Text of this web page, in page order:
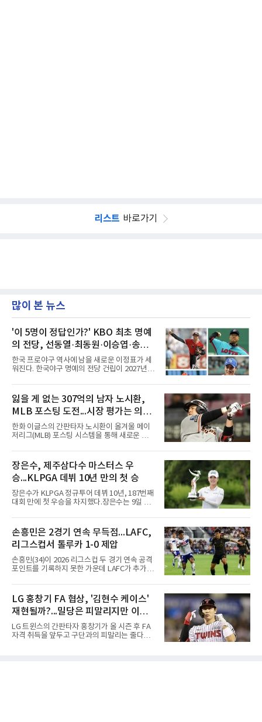
리스트 바로가기
많이 본 뉴스
'이 5명이 정답인가?' KBO 최초 명예
의 전당, 선동열·최동원·이승엽·송진
우·김응용을 둘러싼 논쟁
한국 프로야구 역사에 남을 새로운 이정표가 세
워진다. 한국야구 명예의 전당 건립이 2027년으
문으로 향하고 있다. "누가 한국 야구 최초의 명
예의 전당 헌액자가 될 것인가?"현재 가장 많이
거론되는 후보군은 선동열, 최동원, 이승엽, 송
진우, 그리고 김응용 감독이다. 한국 야구의 시
대별 상징성과 업적을 고려하면 충분히 설득력
있는 이름들이다.선동열은 한국 야구가 배출한
최고의 투수로 평가받는다. 해태 시절 통산 146
프로야구에서도 성공하며 한국 선수의 해외 진
출 가능성을 보여준 상징적인 존
잃을 게 없는 307억의 남자 노시환,
MLB 포스팅 도전...시장 평가는 의외
일 수 있어
한화 이글스의 간판타자 노시환이 올겨울 메이
저리그(MLB) 포스팅 시스템을 통해 새로운 도전
KBO리그 사상 초유의 비FA 다년 계약을 체결하
면서 동시에 해외 진출 가능성을 열어두는 조항
을 포함했다. 국내에서 이미 최고 수준의 대우와
확실한 입지를 확보한 만큼, 이번 메이저리그 도
전은 생존을 건 승부수가 아니다.오히려 잃을 것
이 없는 도전에 가깝다. 노시환은 이미 KBO리그
에서 연평균 약 28억 원에 달하는 대형 계약과
라도 돌아올 곳이 확실하다.그렇다고 포스팅 도
전의 의미가 작아지는 것은 아
장은수, 제주삼다수 마스터스 우
승...KLPGA 데뷔 10년 만의 첫 승
장은수가 KLPGA 정규투어 데뷔 10년, 187번째
대회 만에 첫 우승을 차지했다.장은수는 9일 제
서 열린 제주삼다수 마스터스(총상금 10억원)
최종 4라운드에서 보기 없이 버디 3개를 잡아 합
계 14언더파 274타를 기록했다. 13언더파 275
타 공동 2위 강채연, 문정민을 1타 차로 제치고
우승 상금 1억8천만원을 받았다.2017년 신인왕
출신인 그는 상비군과 국가대표를 거쳤지만
2020시즌 이후 세 차례 정규투어 출전권을 잃고
다 16번 홀(파4)에서 두 번째 샷을 홀 3ｍ에 붙여
버디를 잡고 단독 선두에 나섰다
손흥민은 2경기 연속 무득점...LAFC,
리그스컵서 톨루카 1-0 제압
손흥민(34)이 2026 리그스컵 두 경기 연속 공격
포인트를 기록하지 못한 가운데 LAFC가 추가시
간) 미국 로스앤젤레스 BMO 스타디움에서 열린
멕시코 리가 MX 톨루카와의 조별리그 2차전에
최전방 공격수로 선발 출전했으나 슈팅 없이 후
반 23분 주드 테리와 교체됐다. 북중미 월드컵
이후 MLS 4경기 연속 골을 넣었던 그는 지난 6
일 치바스 과달라하라전에 이어 침묵했다.전반
1분 다비드 마르티네스가 얻은 페널티킥은 비디
LG 홍창기 FA 협상, '김현수 케이스'
재현될까?...밀당은 피말리지만 이적
가능성은 낮아
LG 트윈스의 간판타자 홍창기가 올 시즌 후 FA
자격 취득을 앞두고 구단과의 피말리는 줄다리